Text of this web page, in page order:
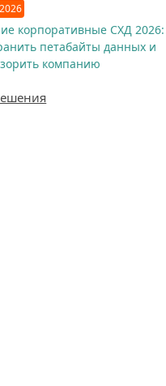
корпоративные СХД 2026:
петабайты данных и
компанию